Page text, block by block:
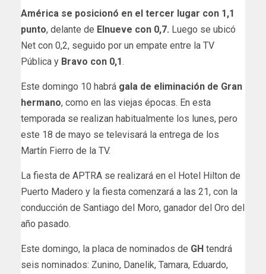
América se posicionó en el tercer lugar con 1,1
punto, delante de Elnueve con 0,7. Luego se ubicó
Net con 0,2, seguido por un empate entre la TV
Pública y Bravo con 0,1.
Este domingo 10 habrá gala de eliminación de Gran
hermano, como en las viejas épocas. En esta
temporada se realizan habitualmente los lunes, pero
este 18 de mayo se televisará la entrega de los
Martín Fierro de la TV.
La fiesta de APTRA se realizará en el Hotel Hilton de
Puerto Madero y la fiesta comenzará a las 21, con la
conducción de Santiago del Moro, ganador del Oro del
año pasado.
Este domingo, la placa de nominados de GH tendrá
seis nominados: Zunino, Danelik, Tamara, Eduardo,